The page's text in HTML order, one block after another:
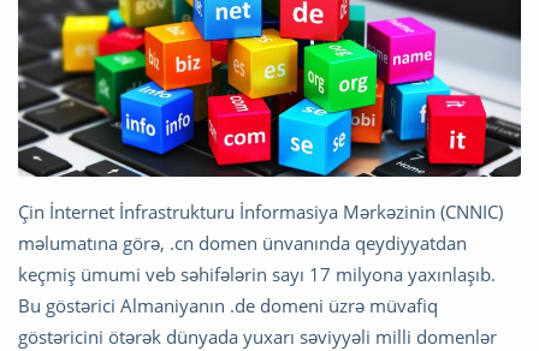
Çin İnternet İnfrastrukturu İnformasiya Mərkəzinin (CNNIC)
məlumatına görə, .cn domen ünvanında qeydiyyatdan
keçmiş ümumi veb səhifələrin sayı 17 milyona yaxınlaşıb.
Bu göstərici Almaniyanın .de domeni üzrə müvafiq
göstəricini ötərək dünyada yuxarı səviyyəli milli domenlər